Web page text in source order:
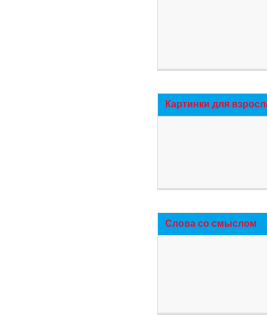
Картинки для
Слова со смыслом